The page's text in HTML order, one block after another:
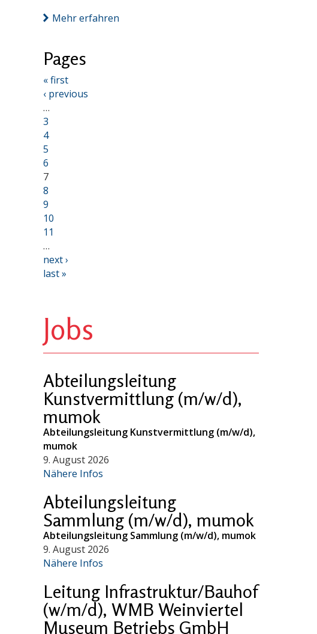
Mehr erfahren
Pages
« first
‹ previous
…
3
4
5
6
7
8
9
10
11
…
next ›
last »
Jobs
Abteilungsleitung
Kunstvermittlung (m/w/d),
mumok
Abteilungsleitung Kunstvermittlung (m/w/d),
mumok
9. August 2026
Nähere Infos
Abteilungsleitung
Sammlung (m/w/d), mumok
Abteilungsleitung Sammlung (m/w/d), mumok
9. August 2026
Nähere Infos
Leitung Infrastruktur/Bauhof
(w/m/d), WMB Weinviertel
Museum Betriebs GmbH